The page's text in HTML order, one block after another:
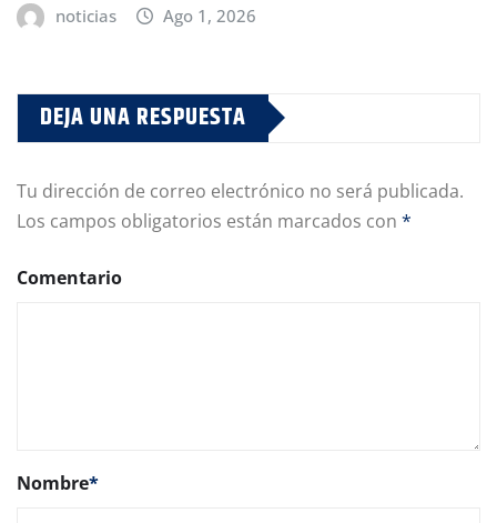
noticias Ago 1, 2026
DEJA UNA RESPUESTA
Tu dirección de correo electrónico no será publicada.
Los campos obligatorios están marcados con *
Comentario
Nombre*